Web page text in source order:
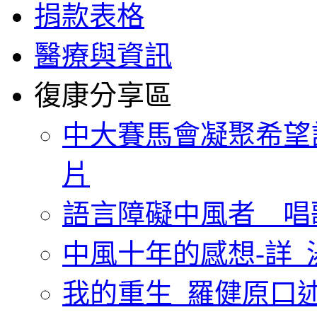
捐款表格
醫療與資訊
復康分享區
中大賽馬會凝聚希
片
語言障礙中風者 唱
中風十年的感想-詳_
我的重生_羅健原口